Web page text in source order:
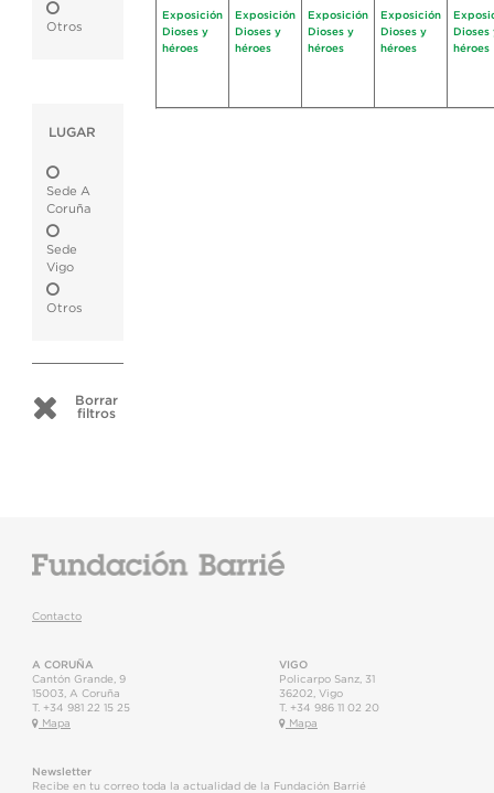
Otros
LUGAR
Sede A
Coruña
Sede
Vigo
Otros
Borrar
filtros
Exposición
Dioses y
héroes
Exposición
Dioses y
héroes
Exposición
Dioses y
héroes
Exposición
Dioses y
héroes
Dioses
héroes
Contacto
A CORUÑA
Cantón Grande, 9
15003
A Coruña
T. +34 981 22 15 25
Mapa
VIGO
Policarpo Sanz, 31
36202 Vigo
T. +34 986 11 02 20
Mapa
Newsletter
Recibe en tu correo toda la actualidad de la Fundación Barrié